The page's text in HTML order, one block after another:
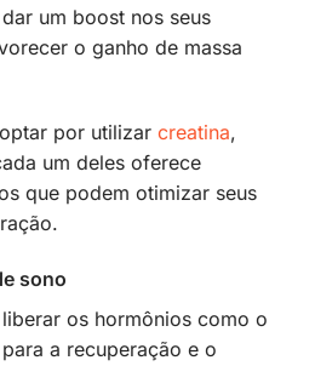
um boost nos seus
o ganho de massa
por utilizar creatina,
um deles oferece
que podem otimizar seus
sono
os hormônios como o
a recuperação e o